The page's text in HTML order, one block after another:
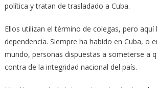
política y tratan de trasladado a Cuba.
Ellos utilizan el término de colegas, pero aquí
dependencia. Siempre ha habido en Cuba, o
mundo, personas dispuestas a someterse a
contra de la integridad nacional del país.